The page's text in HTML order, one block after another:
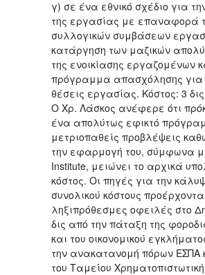
γ) σε ένα εθνικό σχέδιο για
της εργασίας με επαναφορά
συλλογικών συμβάσεων
κατάργηση των μαζικών
της ενοικίασης εργαζομένων
πρόγραμμα απασχόλησης για
θέσεις εργασίας. Κόστος: 3
Ο Χρ. Λάσκος ανέφερε ότι
ένα απολύτως εφικτό
μετριοπαθείς προβλέψεις
την εφαρμογή του, σύμφωνα
Institute, μειώνει το αρχικά
κόστος. Οι πηγές για την
συνολικού κόστους
ληξιπρόθεσμες οφειλές στο
δις από την πάταξη της
και του οικονομικού
την ανακατανομή πόρων ΕΣΠΑ
του Ταμείου